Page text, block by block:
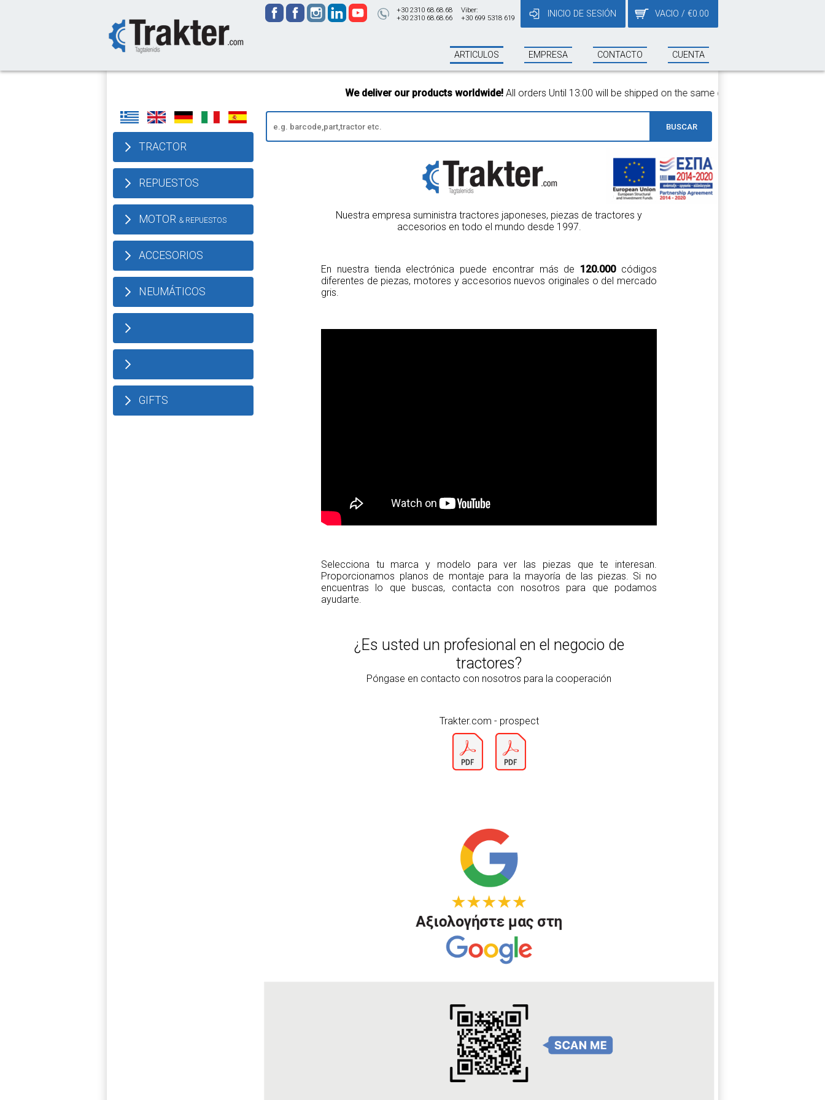
+30 2310 68.68.68
+30 2310 68.68.66
Viber:
+30 699 5318 619
INICIO DE SESIÓN VACIO / €0.00
ARTICULOS EMPRESA CONTACTO CUENTA
We deliver our products worldwide!All orders Until 13:00 will be shipped on the same day!
TRACTOR
REPUESTOS
MOTOR & REPUESTOS
ACCESORIOS
NEUMÁTICOS
GIFTS
BUSCAR
Nuestra empresa suministra tractores japoneses, piezas de tractores y
accesorios en todo el mundo desde 1997.
En nuestra tienda electrónica puede encontrar más de 120.000códigos
diferentes de piezas, motores y accesorios nuevos originales o del mercado
gris.
Selecciona tu marca y modelo para ver las piezas que te interesan.
Proporcionamos planos de montaje para la mayoría de las piezas. Si no
encuentras lo que buscas, contacta con nosotros para que podamos
ayudarte.
¿Es usted un profesional en el negocio de
tractores?
Póngase en contacto con nosotros para la cooperación
Trakter.com - prospect